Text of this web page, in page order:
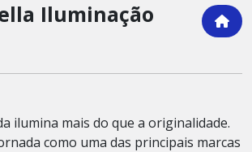
Iluminação
ilumina mais do que a originalidade.
como uma das principais marcas